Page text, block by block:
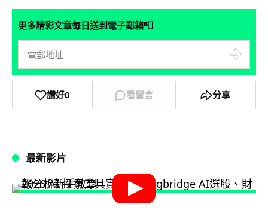
更多精彩文章每日送到電子郵箱📮
讚好0 看留言 分享
最新影片